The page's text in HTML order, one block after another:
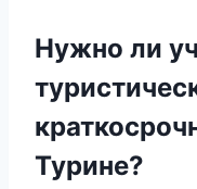
Нужно ли
Турине?